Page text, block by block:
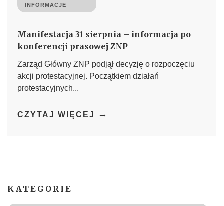
INFORMACJE
Manifestacja 31 sierpnia – informacja po
konferencji prasowej ZNP
Zarząd Główny ZNP podjął decyzję o rozpoczęciu
akcji protestacyjnej. Początkiem działań
protestacyjnych...
CZYTAJ WIĘCEJ →
KATEGORIE